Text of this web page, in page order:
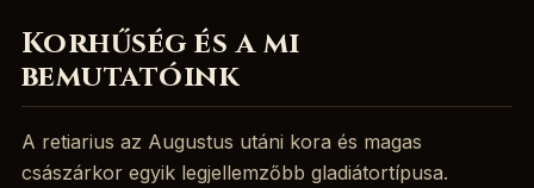
Korhűség és a mi
bemutatóink
A retiarius az Augustus utáni kora és magas
császárkor egyik legjellemzőbb gladiátortípusa.